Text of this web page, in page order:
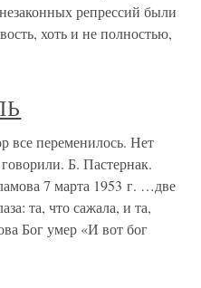
репрессий были
хоть и не полностью,
переменилось. Нет
Б. Пастернак.
7 марта 1953 г. …две
та, что сажала, и та,
Бог умер «И вот бог